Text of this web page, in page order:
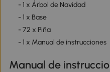
- 1 x Árbol de Navidad
- 1 x Base
- 72 x Piña
- 1 x Manual de instrucciones
Manual de